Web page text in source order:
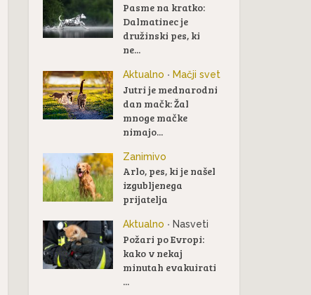
Pasme na kratko:
Dalmatinec je
družinski pes, ki
ne...
Aktualno • Mačji svet
Jutri je mednarodni
dan mačk: Žal
mnoge mačke
nimajo...
Zanimivo
Arlo, pes, ki je našel
izgubljenega
prijatelja
Aktualno • Nasveti
Požari po Evropi:
kako v nekaj
minutah evakuirati
...